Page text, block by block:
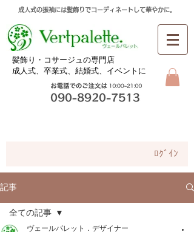
成人式の振袖には髪飾りでコーディネートして華やかに。
​髪飾り・コサージュの専門店
成人式、卒業式、 結婚式、イベントに
ﾛｸﾞｲﾝ
記事
全ての記事
ヴェールパレット．デザイナー